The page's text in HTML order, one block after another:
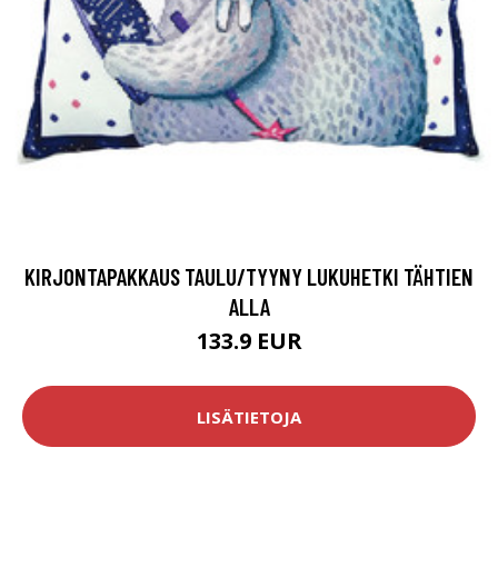
KIRJONTAPAKKAUS TAULU/TYYNY LUKUHETKI TÄHTIEN
ALLA
133.9 EUR
LISÄTIETOJA